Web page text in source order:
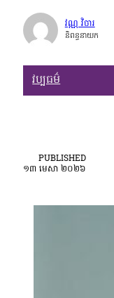
វណ្ណ វិចារ
និពន្ធនាយក
វប្បធម៌
PUBLISHED
១៣ មេសា ២០២៦